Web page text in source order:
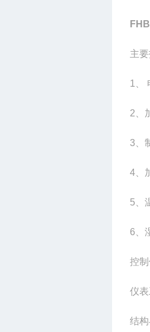
主
1、
2、
3、
4、
5、
6、
控
仪
结